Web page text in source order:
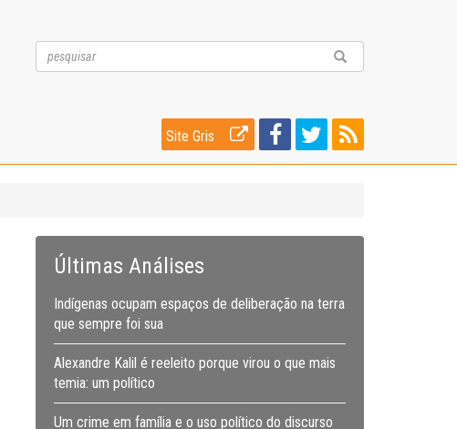
Site Gris
Últimas Análises
Indígenas ocupam espaços de deliberação na terra
que sempre foi sua
Alexandre Kalil é reeleito porque virou o que mais
temia: um político
Um crime em família e o uso político do discurso